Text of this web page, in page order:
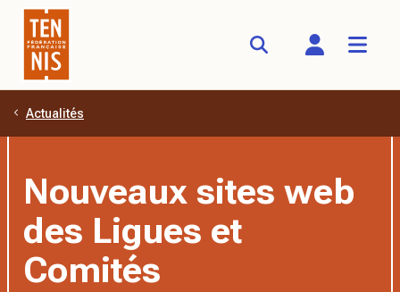
Aller au contenu principal
Actualités
Nouveaux sites web
des Ligues et
Comités